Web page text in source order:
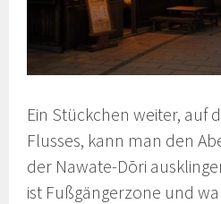
Ein Stückchen weiter, auf
Flusses, kann man den
der Nawate-Dōri
ist Fußgängerzone und